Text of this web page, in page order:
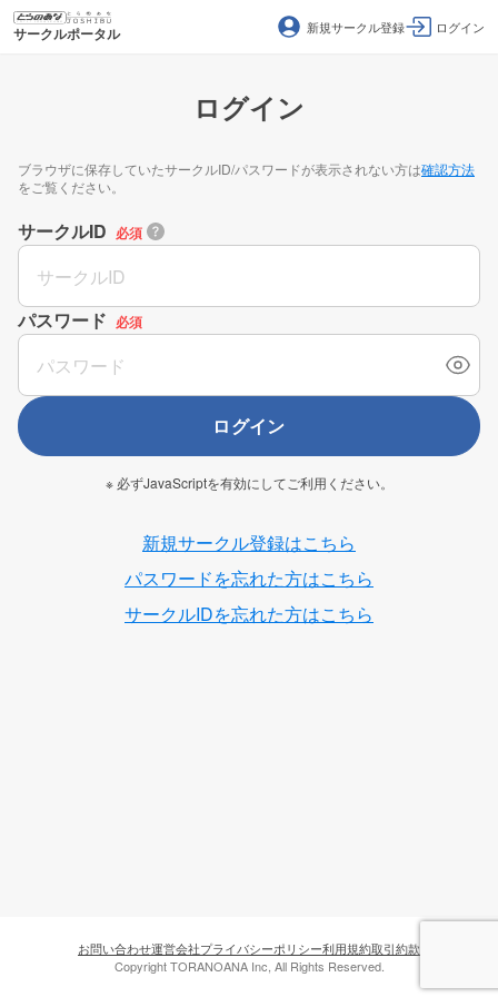
サークルポータル 新規サークル登録 ログイン
ログイン
ブラウザに保存していたサークルID/パスワードが表示されない方は確認方法
をご覧ください。
サークルID 必須
パスワード 必須
ログイン
※ 必ずJavaScriptを有効にしてご利用ください。
新規サークル登録はこちら
パスワードを忘れた方はこちら
サークルIDを忘れた方はこちら
お問い合わせ運営会社プライバシーポリシー利用規約取引約款
Copyright TORANOANA Inc, All Rights Reserved.